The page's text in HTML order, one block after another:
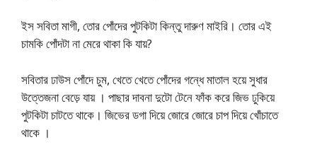
ইস সবিতা মাগী, তোর পোঁদের পুটকিটা কিন্তু দারুণ মাইরি। তোর এই
চামকি পোঁদটা না মেরে থাকা কি যায়?
সবিতার ঢাউস পোঁদে চুম, খেতে খেতে পোঁদের গন্ধে মাতাল হয়ে সুধার
উত্তেজনা বেড়ে যায় । পাছার দাবনা দুটো টেনে ফাঁক করে জিভ ঢুকিয়ে
পুটকিটা চাটতে থাকে। জিভের ডগা দিয়ে জোরে জোরে চাপ দিয়ে খোঁচাতে
থাকে ।